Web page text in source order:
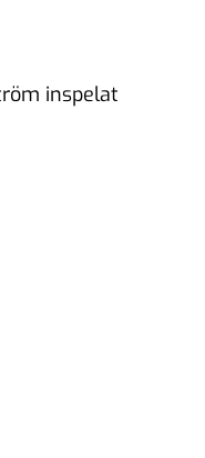
inspelat